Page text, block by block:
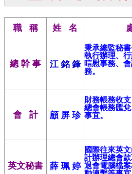
職 稱 姓 名
總 幹 事 江 銘 鋒
秉承總監秘
執行辦理、
唁慰事務、
務。
會 計 顧 屏 珍
財務帳務收
總會帳務匯
事宜。
英文秘書 薛 珮 婷
國際往來英
計辦理總會
退會電腦檔